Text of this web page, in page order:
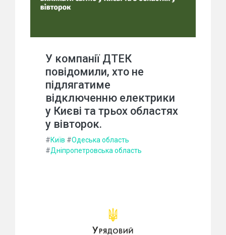
У компанії ДТЕК
повідомили, хто не
підлягатиме
відключенню електрики
у Києві та трьох областях
у вівторок.
#Київ #Одеська область
#Дніпропетровська область